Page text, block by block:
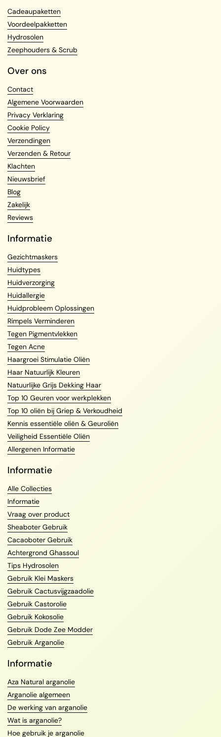
Cadeaupaketten
Voordeelpakketten
Hydrosolen
Zeephouders & Scrub
Over ons
Contact
Algemene Voorwaarden
Privacy Verklaring
Cookie Policy
Verzendingen
Verzenden & Retour
Klachten
Nieuwsbrief
Blog
Zakelijk
Reviews
Informatie
Gezichtmaskers
Huidtypes
Huidverzorging
Huidallergie
Huidprobleem Oplossingen
Rimpels Verminderen
Tegen Pigmentvlekken
Tegen Acne
Haargroei Stimulatie Oliën
Haar Natuurlijk Kleuren
Natuurlijke Grijs Dekking Haar
Top 10 Geuren voor werkplekken
Top 10 oliën bij Griep & Verkoudheid
Kennis essentiële oliën & Geuroliën
Veiligheid Essentiële Oliën
Allergenen Informatie
Informatie
Alle Collecties
Informatie
Vraag over product
Sheaboter Gebruik
Cacaoboter Gebruik
Achtergrond Ghassoul
Tips Hydrosolen
Gebruik Klei Maskers
Gebruik Cactusvijgzaadolie
Gebruik Castorolie
Gebruik Kokosolie
Gebruik Dode Zee Modder
Gebruik Arganolie
Informatie
Aza Natural arganolie
Arganolie algemeen
De werking van arganolie
Wat is arganolie?
Hoe gebruik je arganolie